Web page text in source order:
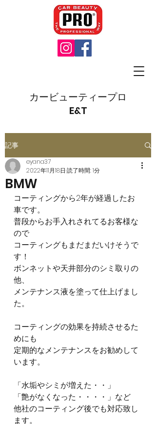
カービューティープロ
E&T
記事
BMW
eyana37
2022年11月18日 読了時間: 1分
コーティングから2年が経過したお
車です。
普段からお手入れされてるお客様な
ので
コーティングもまだまだいけそうで
す！
ボンネットや天井部分のシミ取りの
他、
メンテナンス液を塗って仕上げまし
た。
コーティングの効果を持続させるた
めにも
定期的なメンテナンスをお勧めして
います。
「水垢やシミが増えた・・」
「艶がなくなった・・・・」など
他社のコーティング後でも対応致し
ます。